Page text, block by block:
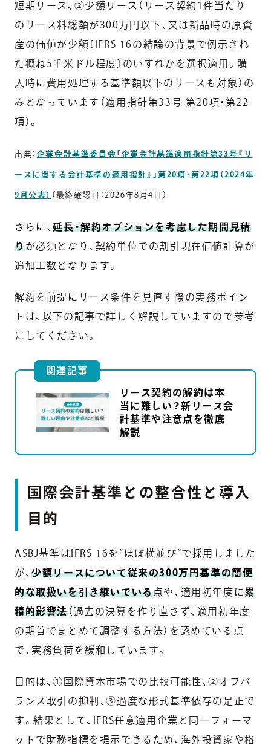
短期リース、②少額リース（リース契約1件当たり
のリース料総額が300万円以下、又は新品時の原資
産の価値が少額〔IFRS 16の結論の背景で例示され
た概ね5千米ドル程度〕のいずれかを選択適用。購
入時に費用処理する基準額以下のリースも対象）の
みとなっています（適用指針第33号 第20項・第22
項）。
出典： 企業会計基準委員会「企業会計基準適用指針第33号『リ
ースに関する会計基準の適用指針』」第20項・第22項（2024年
9月公表） （最終確認日：2026年8月4日）
さらに、延長・解約オプションを考慮した期間見積
りが必須となり、契約単位での割引現在価値計算が
追加工数となります。
解約を前提にリース条件を見直す際の実務ポイン
トは、以下の記事で詳しく解説していますので参考
にしてください。
関連記事
リース契約の解約は本
当に難しい？新リース会
計基準や注意点を徹底
解説
国際会計基準との整合性と導入
目的
ASBJ基準はIFRS 16を“ほぼ横並び”で採用しました
が、少額リースについて従来の300万円基準の簡便
的な取扱いを引き継いでいる点や、適用初年度に累
積的影響法（過去の決算を作り直さず、適用初年度
の期首でまとめて調整する方法）を認めている点
で、実務負荷を緩和しています。
目的は、①国際資本市場での比較可能性、②オフバ
ランス取引の抑制、③過度な形式基準依存の是正で
す。結果として、IFRS任意適用企業と同一フォーマ
ットで財務指標を提示できるため、海外投資家や格